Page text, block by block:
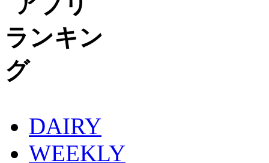
DAIRY
WEEKLY